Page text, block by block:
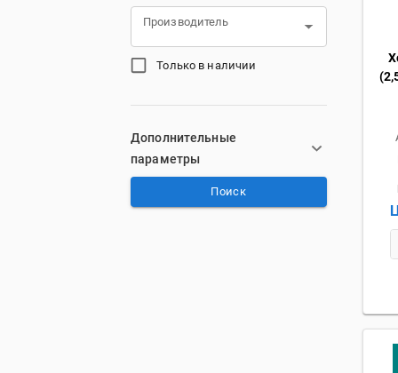
Производитель
Только в наличии
Дополнительные
параметры
Поиск